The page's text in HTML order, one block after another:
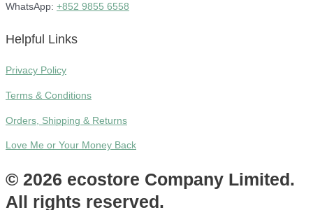
WhatsApp: +852 9855 6558
Helpful Links
Privacy Policy
Terms & Conditions
Orders, Shipping & Returns
Love Me or Your Money Back
© 2026 ecostore Company Limited.
All rights reserved.